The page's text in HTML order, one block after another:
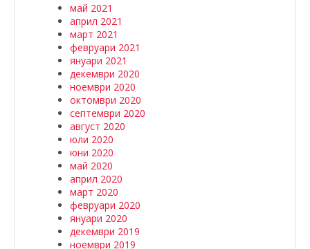
май 2021
април 2021
март 2021
февруари 2021
януари 2021
декември 2020
ноември 2020
октомври 2020
септември 2020
август 2020
юли 2020
юни 2020
май 2020
април 2020
март 2020
февруари 2020
януари 2020
декември 2019
ноември 2019